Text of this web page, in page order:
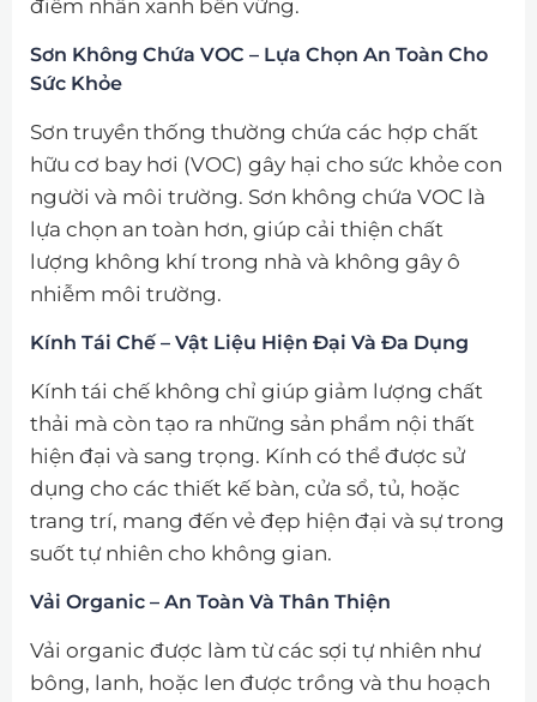
điểm nhấn xanh bền vững.
Sơn Không Chứa VOC – Lựa Chọn An Toàn Cho
Sức Khỏe
Sơn truyền thống thường chứa các hợp chất
hữu cơ bay hơi (VOC) gây hại cho sức khỏe con
người và môi trường. Sơn không chứa VOC là
lựa chọn an toàn hơn, giúp cải thiện chất
lượng không khí trong nhà và không gây ô
nhiễm môi trường.
Kính Tái Chế – Vật Liệu Hiện Đại Và Đa Dụng
Kính tái chế không chỉ giúp giảm lượng chất
thải mà còn tạo ra những sản phẩm nội thất
hiện đại và sang trọng. Kính có thể được sử
dụng cho các thiết kế bàn, cửa sổ, tủ, hoặc
trang trí, mang đến vẻ đẹp hiện đại và sự trong
suốt tự nhiên cho không gian.
Vải Organic – An Toàn Và Thân Thiện
Vải organic được làm từ các sợi tự nhiên như
bông, lanh, hoặc len được trồng và thu hoạch